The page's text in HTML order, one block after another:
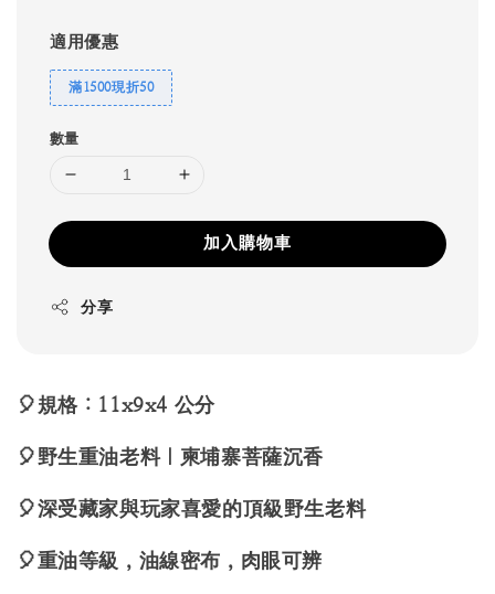
適用優惠
滿1500現折50
數量
加入購物車
分享
🎈規格：11x9x4 公分
🎈野生重油老料｜柬埔寨菩薩沉香
🎈深受藏家與玩家喜愛的頂級野生老料
🎈重油等級，油線密布，肉眼可辨